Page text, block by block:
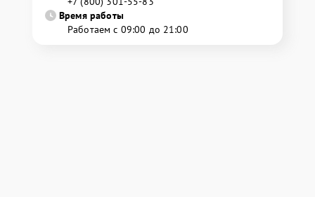
Время работы
Работаем с 09:00 до 21:00